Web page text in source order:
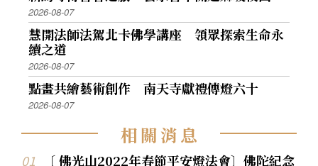
2026-08-07
慧開法師法駕北卡佛學講座 領眾探索生命永
續之道
2026-08-07
點畫共繪藝術創作 南天寺獻禮傳燈六十
2026-08-07
相關消息
〔 佛光山2022年春節平安燈法會〕佛陀紀念